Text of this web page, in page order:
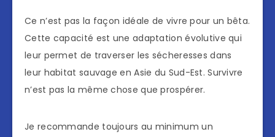
Ce n’est pas la façon idéale de vivre pour un bêta.
Cette capacité est une adaptation évolutive qui
leur permet de traverser les sécheresses dans
leur habitat sauvage en Asie du Sud-Est. Survivre
n’est pas la même chose que prospérer.
Je recommande toujours au minimum un